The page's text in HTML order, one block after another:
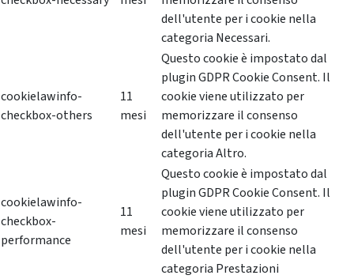
dell'utente per i cookie nella
categoria Necessari.
cookielawinfo-
checkbox-others
11
mesi
Questo cookie è impostato dal
plugin GDPR Cookie Consent. Il
cookie viene utilizzato per
memorizzare il consenso
dell'utente per i cookie nella
categoria Altro.
cookielawinfo-
checkbox-
performance
11
mesi
Questo cookie è impostato dal
plugin GDPR Cookie Consent. Il
cookie viene utilizzato per
memorizzare il consenso
dell'utente per i cookie nella
categoria Prestazioni